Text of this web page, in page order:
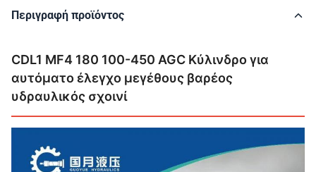
Περιγραφή προϊόντος
CDL1 MF4 180 100-450 AGC Κύλινδρο για
αυτόματο έλεγχο μεγέθους βαρέος
υδραυλικός σχοινί